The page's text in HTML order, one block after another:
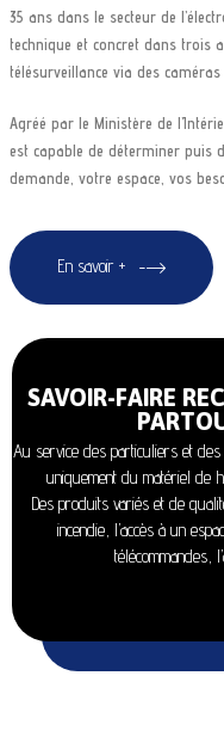
35 ans dans le secteur de
technique et concret dans trois
télésurveillance via des caméras
Agréé par le Ministère de
est capable de déterminer puis
demande, votre espace, vos
En savoir +
SAVOIR-FAIRE
Au service des particuliers et
uniquement du matériel de
Des produits variés et de
incendie, l’accès à un
télécommandes,